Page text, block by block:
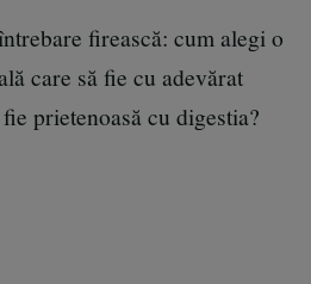
firească: cum alegi o
care să fie cu adevărat
prietenoasă cu digestia?